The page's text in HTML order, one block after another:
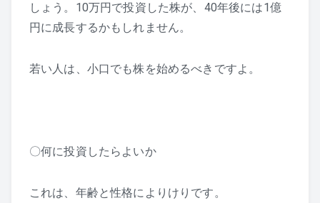
しょう。10万円で投資した株が、40年後には1億
円に成長するかもしれません。
若い人は、小口でも株を始めるべきですよ。
〇何に投資したらよいか
これは、年齢と性格によりけりです。